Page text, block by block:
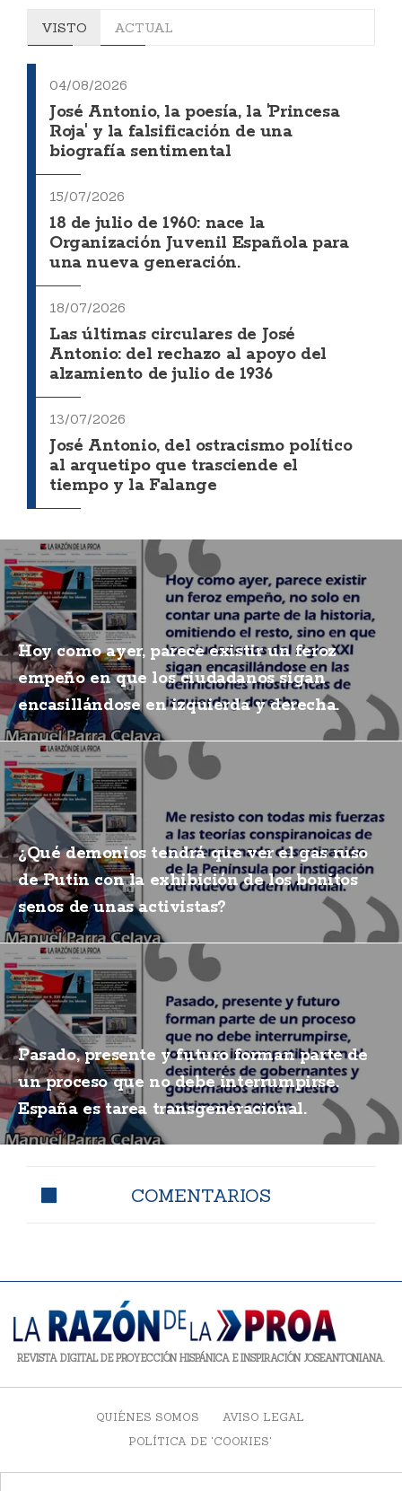
VISTO ACTUAL
04/08/2026
José Antonio, la poesía, la 'Princesa
Roja' y la falsificación de una
biografía sentimental
15/07/2026
18 de julio de 1960: nace la
Organización Juvenil Española para
una nueva generación.
18/07/2026
Las últimas circulares de José
Antonio: del rechazo al apoyo del
alzamiento de julio de 1936
13/07/2026
José Antonio, del ostracismo político
al arquetipo que trasciende el
tiempo y la Falange
Hoy como ayer, parece existir un feroz
empeño en que los ciudadanos sigan
encasillándose en izquierda y derecha.
¿Qué demonios tendrá que ver el gas ruso
de Putin con la exhibición de los bonitos
senos de unas activistas?
Pasado, presente y futuro forman parte de
un proceso que no debe interrumpirse.
España es tarea transgeneracional.
COMENTARIOS
REVISTA DIGITAL DE PROYECCIÓN HISPÁNICA E INSPIRACIÓN JOSEANTONIANA.
QUIÉNES SOMOS
AVISO LEGAL
POLÍTICA DE 'COOKIES'